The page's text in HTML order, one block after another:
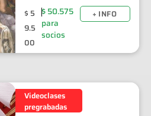
$ 5
9.5
00
$50.575
para
socios
+ INFO
Videoclases
pregrabadas